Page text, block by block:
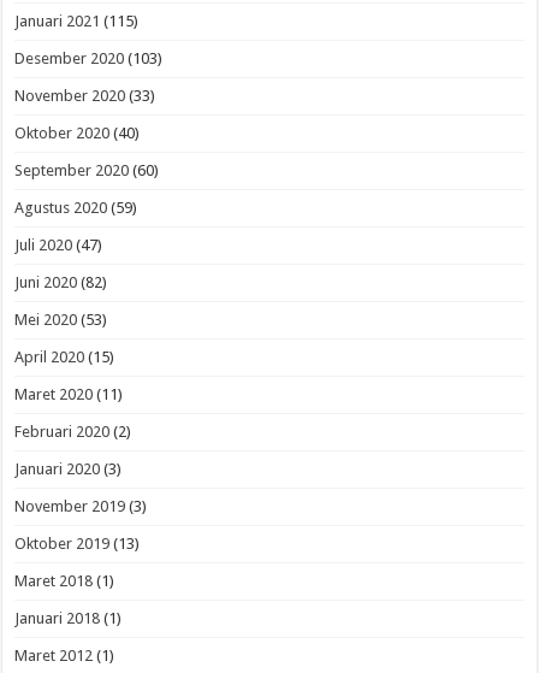
Januari 2021 (115)
Desember 2020 (103)
November 2020 (33)
Oktober 2020 (40)
September 2020 (60)
Agustus 2020 (59)
Juli 2020 (47)
Juni 2020 (82)
Mei 2020 (53)
April 2020 (15)
Maret 2020 (11)
Februari 2020 (2)
Januari 2020 (3)
November 2019 (3)
Oktober 2019 (13)
Maret 2018 (1)
Januari 2018 (1)
Maret 2012 (1)